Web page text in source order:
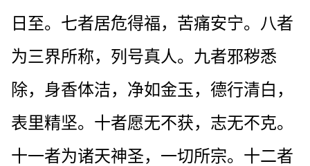
日至。七者居危得福，苦痛安宁。八者
为三界所称，列号真人。九者邪秽悉
除，身香体洁，净如金玉，德行清白，
表里精坚。十者愿无不获，志无不克。
十一者为诸天神圣，一切所宗。十二者